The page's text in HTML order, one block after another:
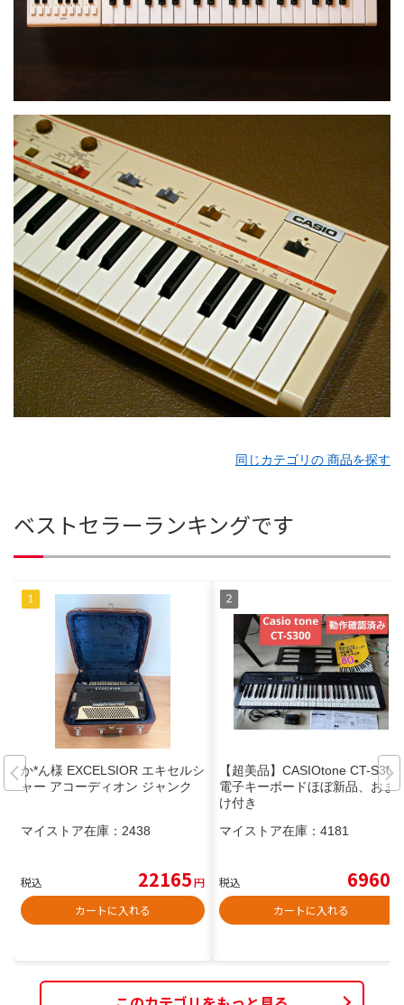
同じカテゴリの 商品を探す
ベストセラーランキングです
か*ん様 EXCELSIOR エキセルシ
ャー アコーディオン ジャンク
マイストア在庫： 2438
税込 22165円
カートに入れる
【超美品】CASIOtone CT-S300
電子キーボードほぼ新品、おま
け付き
マイストア在庫： 4181
税込 6960
カートに入れる